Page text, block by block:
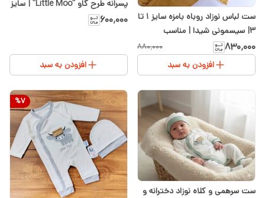
ست لباس نوزاد روباه بامزه سایز ۱ تا
۳| سیسمونی شیدا | مناسب
سیسمونی
۸۳۰٬۰۰۰ ۸۸۰٬۰۰۰
افزودن به سبد
پسرانه طرح گاو “Little Moo” | سایز
۱ و ۲ پنبه | کرم سفید
۶۰۰٬۰۰۰
افزودن به سبد
ست سرهمی و کلاه نوزاد دخترانه و
%7